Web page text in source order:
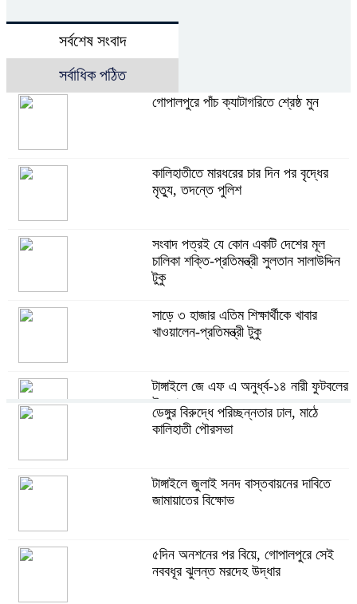
সর্বশেষ সংবাদ
সর্বাধিক পঠিত
গোপালপুরে পাঁচ ক্যাটাগরিতে শ্রেষ্ঠ মুন
কালিহাতীতে মারধরের চার দিন পর বৃদ্ধের
মৃত্যু, তদন্তে পুলিশ
সংবাদ পত্রই যে কোন একটি দেশের মূল
চালিকা শক্তি-প্রতিমন্ত্রী সুলতান সালাউদ্দিন
টুকু
সাড়ে ৩ হাজার এতিম শিক্ষার্থীকে খাবার
খাওয়ালেন-প্রতিমন্ত্রী টুকু
টাঙ্গাইলে জে এফ এ অনুর্ধ্ব-১৪ নারী ফুটবলের
উদ্বোধন
অনুদান ও সম্মাননা প্রদান
ডেঙ্গুর বিরুদ্ধে পরিচ্ছন্নতার ঢাল, মাঠে
কালিহাতী পৌরসভা
টাঙ্গাইলে জুলাই সনদ বাস্তবায়নের দাবিতে
জামায়াতের বিক্ষোভ
৫দিন অনশনের পর বিয়ে, গোপালপুরে সেই
নববধূর ঝুলন্ত মরদেহ উদ্ধার